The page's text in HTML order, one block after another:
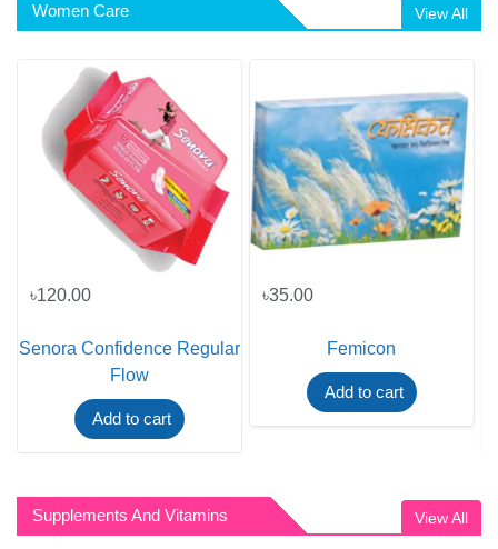
Women Care View All
৳120.00
Senora Confidence Regular
Flow
Add to cart
৳35.00
Femicon
Add to cart
Supplements And Vitamins View All